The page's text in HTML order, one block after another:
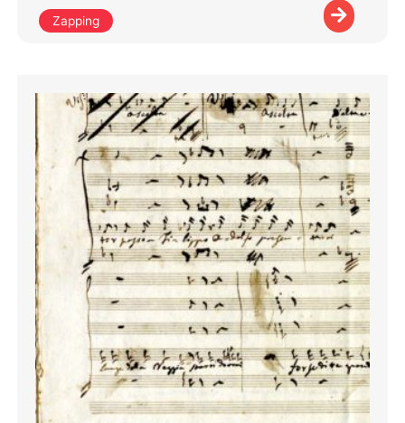
Zapping